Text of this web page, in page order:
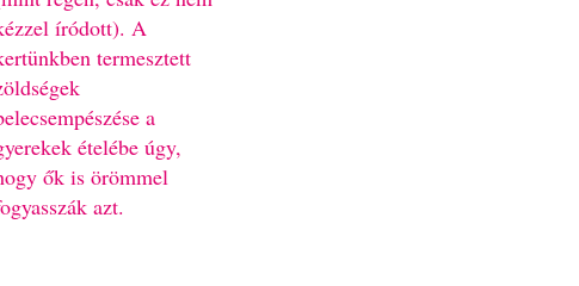
íródott). A
termesztett
a
ételébe úgy,
ők is örömmel
azt.